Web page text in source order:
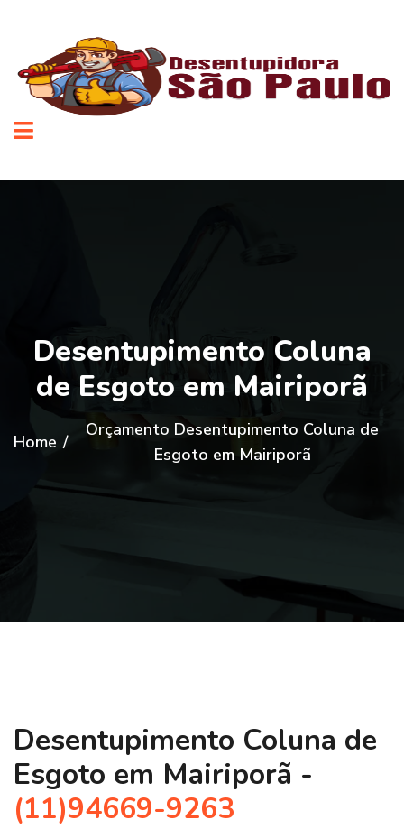
Desentupimento Coluna
de Esgoto em Mairiporã
Home /
Orçamento Desentupimento Coluna de
Esgoto em Mairiporã
Desentupimento Coluna de
Esgoto em Mairiporã -
(11)94669-9263